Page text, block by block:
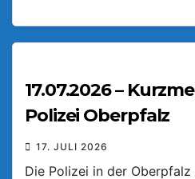
17.07.2026 –
Polizei Oberpfalz
17. JULI 2026
Die Polizei in der